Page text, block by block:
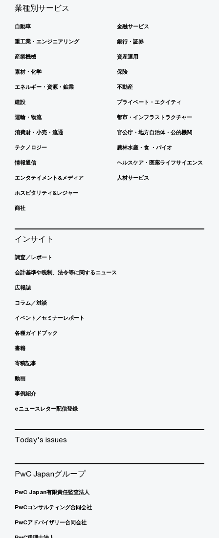
業種別サービス
自動車
重工業・エンジニアリング
産業機械
素材・化学
エネルギー・資源・鉱業
建設
運輸・物流
消費財・小売・流通
テクノロジー
情報通信
エンタテイメント&メディア
ホスピタリティ&レジャー
商社
金融サービス
銀行・証券
資産運用
保険
不動産
プライベート・エクイティ
都市・インフラストラクチャー
官公庁・地方自治体・公的機関
農林水産・食 ・バイオ
ヘルスケア・医薬ライフサイエンス
人材サービス
インサイト
調査／レポート
会計基準や税制、法令等に関するニュース
広報誌
コラム／対談
イベント／セミナーレポート
各種ガイドブック
書籍
寄稿記事
動画
事例紹介
eニュースレター配信登録
Today's issues
PwC Japanグループ
PwC Japan有限責任監査法人
PwCコンサルティング合同会社
PwCアドバイザリー合同会社